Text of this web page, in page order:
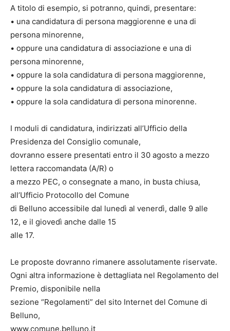
A titolo di esempio, si potranno, quindi, presentare:
• una candidatura di persona maggiorenne e una di
persona minorenne,
• oppure una candidatura di associazione e una di
persona minorenne,
• oppure la sola candidatura di persona maggiorenne,
• oppure la sola candidatura di associazione,
• oppure la sola candidatura di persona minorenne.
I moduli di candidatura, indirizzati all’Ufficio della
Presidenza del Consiglio comunale,
dovranno essere presentati entro il 30 agosto a mezzo
lettera raccomandata (A/R) o
a mezzo PEC, o consegnate a mano, in busta chiusa,
all’Ufficio Protocollo del Comune
di Belluno accessibile dal lunedì al venerdì, dalle 9 alle
12, e il giovedì anche dalle 15
alle 17.
Le proposte dovranno rimanere assolutamente riservate.
Ogni altra informazione è dettagliata nel Regolamento del
Premio, disponibile nella
sezione “Regolamenti” del sito Internet del Comune di
Belluno,
www.comune.belluno.it